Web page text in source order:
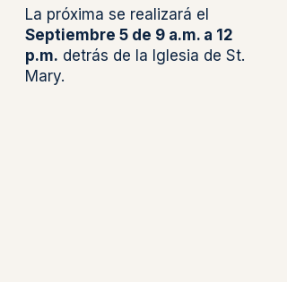
La próxima se realizará el
Septiembre 5 de 9 a.m. a 12
p.m. detrás de la Iglesia de St.
Mary.